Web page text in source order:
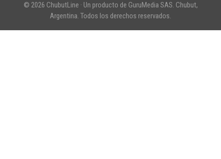
© 2026 ChubutLine · Un producto de GuruMedia SAS. Chubut,
Argentina. Todos los derechos reservados.